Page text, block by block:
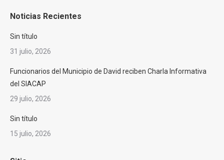
opens
in
opens
in
opensopensopens
Noticias Recientes
Sin título
31 julio, 2026
Funcionarios del Municipio de David reciben Charla Informativa
del SIACAP
29 julio, 2026
Sin título
15 julio, 2026